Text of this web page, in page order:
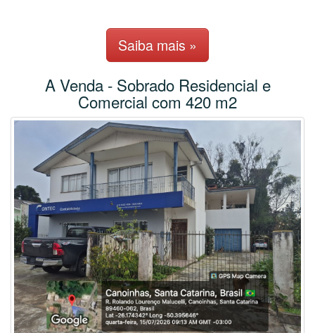
Saiba mais »
A Venda - Sobrado Residencial e
Comercial com 420 m2